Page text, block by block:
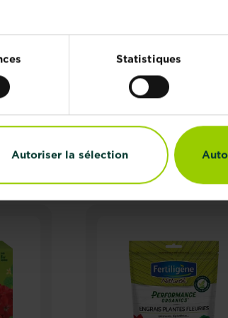
Statistiques
Autoriser la sélection
les légumes-fruitsdeux ou trois jours
ASSOCIÉS